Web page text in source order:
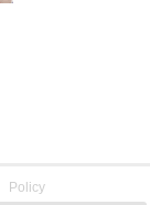
Policy